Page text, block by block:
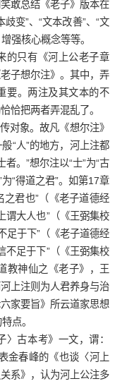
敢总结《老子》版本在
变”、“文本改善”、“文
强核心概念等等。
的只有《河上公老子章
子想尔注》。其中，弄
要。两注及其文本的不
恰把两者弄混乱了。
对象。故凡《想尔注》
“人”的地方，河上注都
。”想尔注以“士”为“古
“得道之君”。如第17章
之君也”（《老子道德经
谓大人也”（《王弼集校
足于下”（《老子道德经
不足于下”（《王弼集校
教神仙之《老子》，王
上注则为人君养身与治
家要旨》所云道家思想
点。
古本考》一文，谓：
金春峰的《也谈〈河上
系》，认为河上公注多